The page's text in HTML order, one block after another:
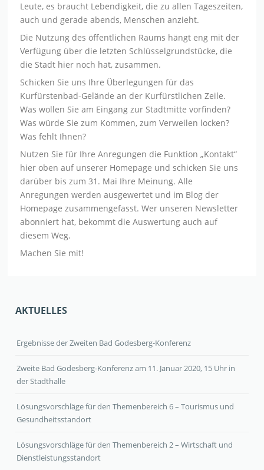
Leute, es braucht Lebendigkeit, die zu allen Tageszeiten,
auch und gerade abends, Menschen anzieht.
Die Nutzung des öffentlichen Raums hängt eng mit der
Verfügung über die letzten Schlüsselgrundstücke, die
die Stadt hier noch hat, zusammen.
Schicken Sie uns Ihre Überlegungen für das
Kurfürstenbad-Gelände an der Kurfürstlichen Zeile.
Was wollen Sie am Eingang zur Stadtmitte vorfinden?
Was würde Sie zum Kommen, zum Verweilen locken?
Was fehlt Ihnen?
Nutzen Sie für Ihre Anregungen die Funktion „Kontakt“
hier oben auf unserer Homepage und schicken Sie uns
darüber bis zum 31. Mai Ihre Meinung. Alle
Anregungen werden ausgewertet und im Blog der
Homepage zusammengefasst. Wer unseren Newsletter
abonniert hat, bekommt die Auswertung auch auf
diesem Weg.
Machen Sie mit!
AKTUELLES
Ergebnisse der Zweiten Bad Godesberg-Konferenz
Zweite Bad Godesberg-Konferenz am 11. Januar 2020, 15 Uhr in
der Stadthalle
Lösungsvorschläge für den Themenbereich 6 – Tourismus und
Gesundheitsstandort
Lösungsvorschläge für den Themenbereich 2 – Wirtschaft und
Dienstleistungsstandort